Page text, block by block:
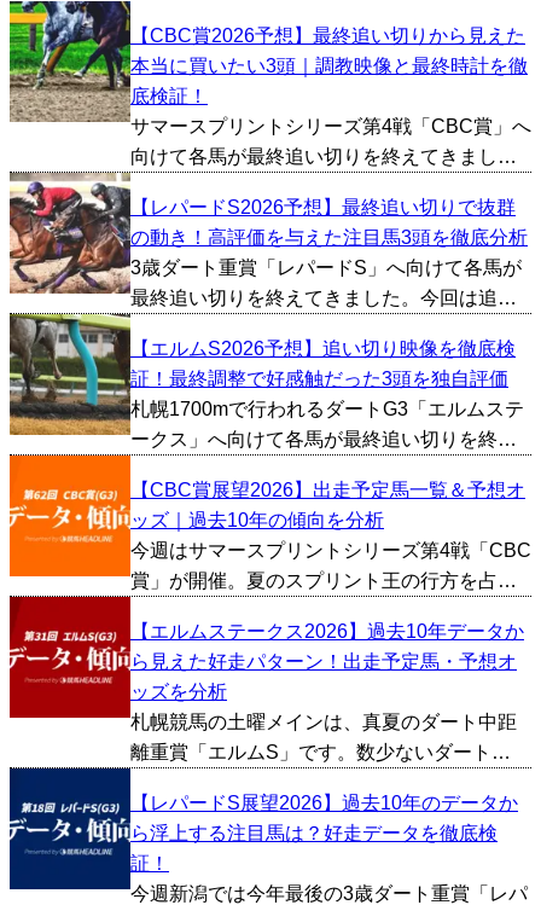
【CBC賞2026予想】最終追い切りから見えた
本当に買いたい3頭｜調教映像と最終時計を徹
底検証！
サマースプリントシリーズ第4戦「CBC賞」へ
向けて各馬が最終追い切りを終えてきまし
容などから総合的に好調馬を判断し、とくに
評価が高かった馬を3頭ピックアップしまし
た。 レイピア（...
【レパードS2026予想】最終追い切りで抜群
の動き！高評価を与えた注目馬3頭を徹底分析
3歳ダート重賞「レパードS」へ向けて各馬が
最終追い切りを終えてきました。今回は追い
的に好調馬を判断し、とくに評価が高かった
馬を3頭ピックアップしました。 メルカント
ゥール（牡3、...
【エルムS2026予想】追い切り映像を徹底検
証！最終調整で好感触だった3頭を独自評価
札幌1700mで行われるダートG3「エルムステ
ークス」へ向けて各馬が最終追い切りを終え
週前の内容などから総合的に好調馬を判断
し、とくに評価が高かった馬を3頭ピックアッ
プしました。...
【CBC賞展望2026】出走予定馬一覧＆予想オ
ッズ｜過去10年の傾向を分析
今週はサマースプリントシリーズ第4戦「CBC
賞」が開催。夏のスプリント王の行方を占う
去10年間のデータをもとにCBC賞の傾向を探
っていきたいと思います。 ■上位人気が不
振、穴馬の選...
【エルムステークス2026】過去10年データか
ら見えた好走パターン！出走予定馬・予想オ
ッズを分析
札幌競馬の土曜メインは、真夏のダート中距
離重賞「エルムS」です。数少ないダート
もあり、コース適性や、距離適性を絡めた予
想をする必要がありそうです。ということで
今回は過去10年間...
【レパードS展望2026】過去10年のデータか
ら浮上する注目馬は？好走データを徹底検
証！
今週新潟では今年最後の3歳ダート重賞「レパ